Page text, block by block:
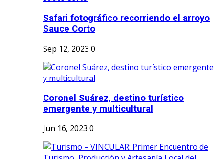
Safari fotográfico recorriendo el arroyo
Sauce Corto
Sep 12, 2023 0
Coronel Suárez, destino turístico
emergente y multicultural
Jun 16, 2023 0